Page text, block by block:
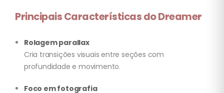
Principais Características do Dreamer
Rolagem parallax
Cria transições visuais entre seções com
profundidade e movimento.
Foco em fotografia